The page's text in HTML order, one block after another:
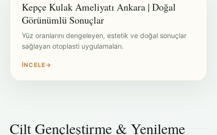
Kepçe Kulak Ameliyatı Ankara | Doğal
Görünümlü Sonuçlar
Yüz oranlarını dengeleyen, estetik ve doğal sonuçlar
sağlayan otoplasti uygulamaları.
İNCELE→
Cilt Gençleştirme & Yenileme